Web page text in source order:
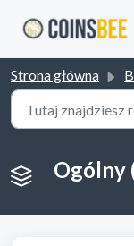
Strona główna
Ogólny